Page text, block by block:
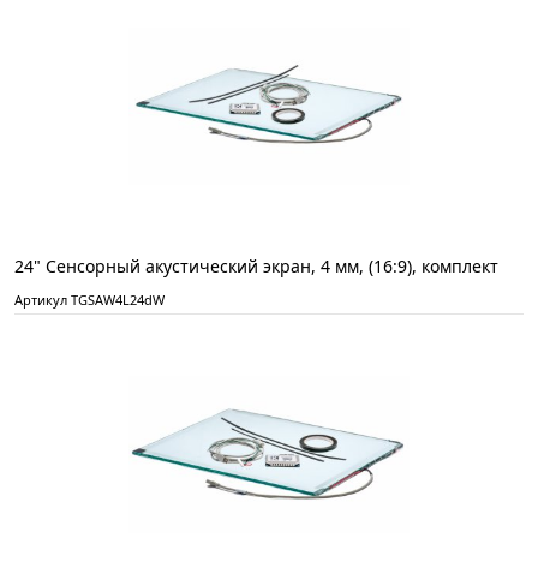
24" Сенсорный акустический экран, 4 мм, (16:9), комплект
Артикул TGSAW4L24dW